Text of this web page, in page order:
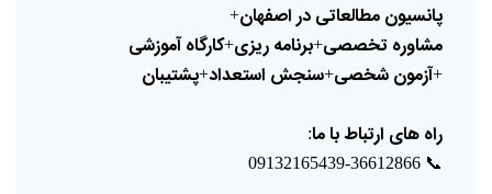
پانسیونمطالعاتیدراصفهان+
مشاوره تخصصی+برنامهریزی+کارگاهآموزشی
+آزمونشخصی+سنجش استعداد+پشتیبان
راههای ارتباطباما:
📞